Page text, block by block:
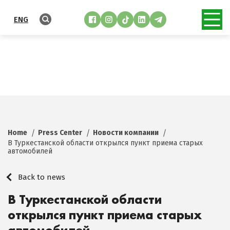
ENG
Home Press Center
Новости компании
В Туркестанской области открылся пункт приема старых
автомобилей
Back to news
В Туркестанской области
открылся пункт приема старых